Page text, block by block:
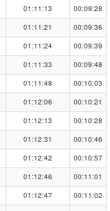
01:11:13
00:09:28
01:11:21
00:09:36
01:11:24
00:09:39
01:11:33
00:09:48
01:11:48
00:10:03
01:12:06
00:10:21
01:12:13
00:10:28
01:12:31
00:10:46
01:12:42
00:10:57
01:12:46
00:11:01
01:12:47
00:11:02